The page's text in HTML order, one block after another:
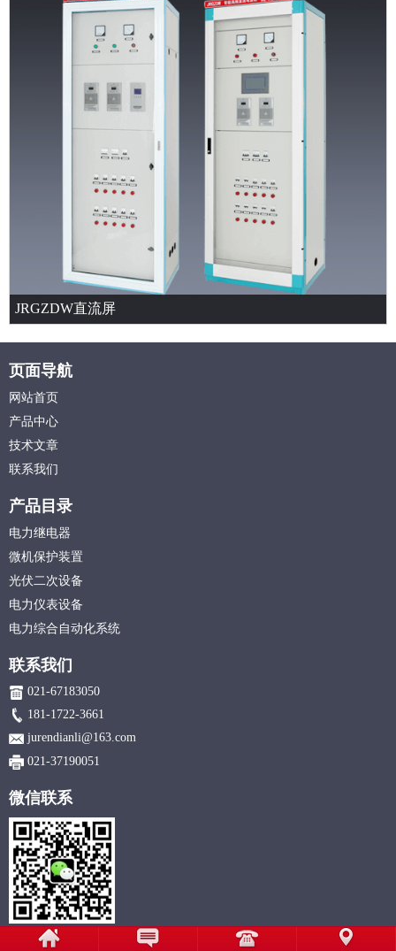
JRGZDW直流屏
页面导航
网站首页
产品中心
技术文章
联系我们
产品目录
电力继电器
微机保护装置
光伏二次设备
电力仪表设备
电力综合自动化系统
联系我们
021-67183050
181-1722-3661
jurendianli@163.com
021-37190051
微信联系